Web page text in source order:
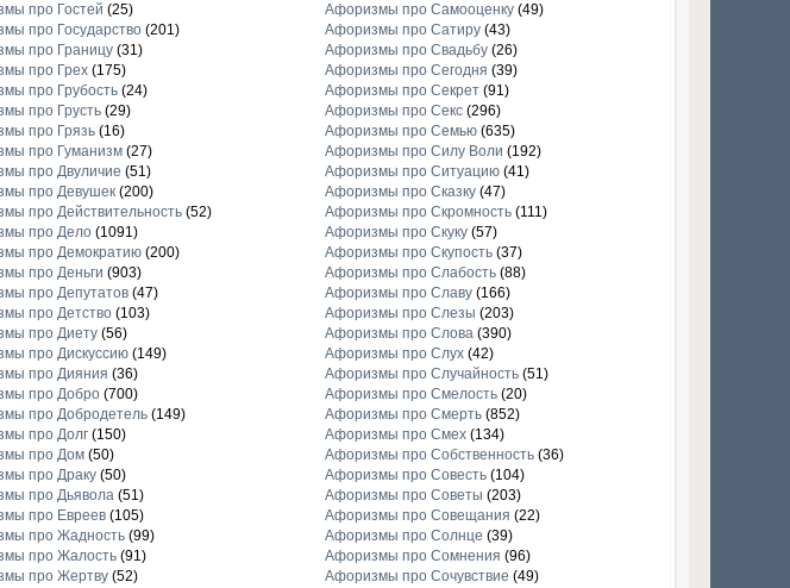
про Гостей (25)
про Государство(201)
про Границу(31)
про Грех(175)
про Грубость(24)
про Грусть(29)
про Грязь(16)
про Гуманизм(27)
про Двуличие (51)
про Девушек(200)
про Действительность(52)
про Дело(1091)
про Демократию(200)
про Деньги (903)
про Депутатов(47)
про Детство(103)
про Диету(56)
про Дискуссию(149)
про Дияния (36)
про Добро(700)
про Добродетель(149)
про Долг(150)
про Дом(50)
про Драку(50)
про Дьявола(51)
про Евреев(105)
про Жадность(99)
про Жалость(91)
про Жертву(52)
Афоризмы про Самооценку(49)
Афоризмы про Сатиру(43)
Афоризмы про Свадьбу(26)
Афоризмы про Сегодня (39)
Афоризмы про Секрет(91)
Афоризмы про Секс(296)
Афоризмы про Семью(635)
Афоризмы про Силу Воли (192)
Афоризмы про Ситуацию(41)
Афоризмы про Сказку(47)
Афоризмы про Скромность(111)
Афоризмы про Скуку(57)
Афоризмы про Скупость(37)
Афоризмы про Слабость(88)
Афоризмы про Славу(166)
Афоризмы про Слезы (203)
Афоризмы про Слова(390)
Афоризмы про Слух(42)
Афоризмы про Случайность(51)
Афоризмы про Смелость(20)
Афоризмы про Смерть(852)
Афоризмы про Смех(134)
Афоризмы про Собственность(36)
Афоризмы про Совесть(104)
Афоризмы про Советы (203)
Афоризмы про Совещания (22)
Афоризмы про Солнце (39)
Афоризмы про Сомнения (96)
Афоризмы про Сочувствие (49)